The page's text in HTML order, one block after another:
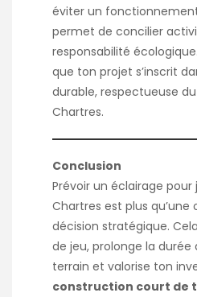
éviter un
permet de concilier
responsabilité
que ton projet s’inscrit
durable, respectueuse
Chartres.
Conclusion
Prévoir un éclairage pour
Chartres est plus qu’une
décision stratégique.
de jeu, prolonge la durée
terrain et valorise ton
construction court de